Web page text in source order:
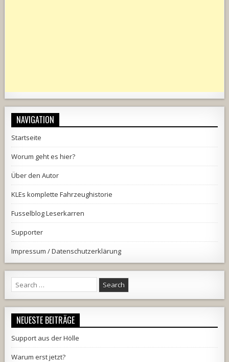
NAVIGATION
Startseite
Worum geht es hier?
Über den Autor
KLEs komplette Fahrzeughistorie
Fusselblog Leserkarren
Supporter
Impressum / Datenschutzerklärung
Search
for:
NEUESTE BEITRÄGE
Support aus der Hölle
Warum erst jetzt?